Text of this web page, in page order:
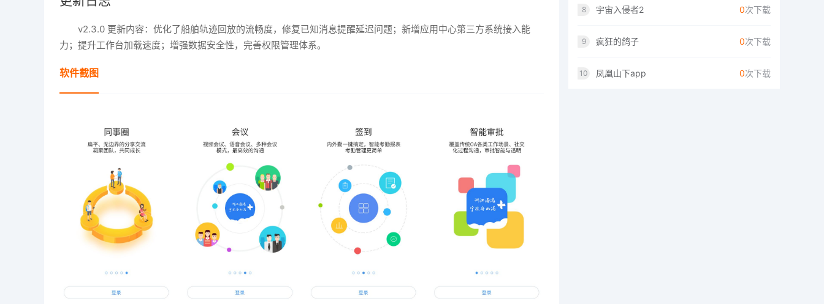
v2.3.0 更新内容：优化了船舶轨迹回放的流畅度，修复已知消息提醒延迟问题；新增应用中心第三方系统接入能
力；提升工作台加载速度；增强数据安全性，完善权限管理体系。
软件截图
8 宇宙入侵者2 0次下载
9 疯狂的鸽子 0次下载
10 凤凰山下app 0次下载